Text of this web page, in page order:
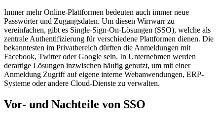
Immer mehr Online-Plattformen bedeuten auch immer neue
Passwörter und Zugangsdaten. Um diesen Wirrwarr zu
vereinfachen, gibt es Single-Sign-On-Lösungen (SSO), welche als
zentrale Authentifizierung für verschiedene Plattformen dienen. Die
bekanntesten im Privatbereich dürften die Anmeldungen mit
Facebook, Twitter oder Google sein. In Unternehmen werden
derartige Lösungen inzwischen häufig genutzt, um mit einer
Anmeldung Zugriff auf eigene interne Webanwendungen, ERP-
Systeme oder andere Cloud-Dienste zu verwalten.
Vor- und Nachteile von SSO